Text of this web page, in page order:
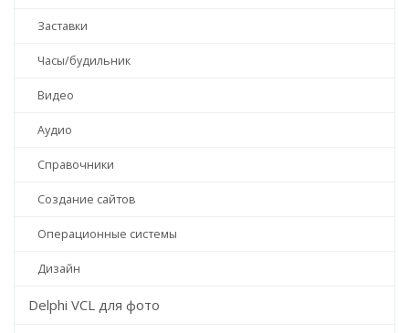
Заставки
Часы/будильник
Видео
Аудио
Справочники
Создание сайтов
Операционные системы
Дизайн
Delphi VCL для фото